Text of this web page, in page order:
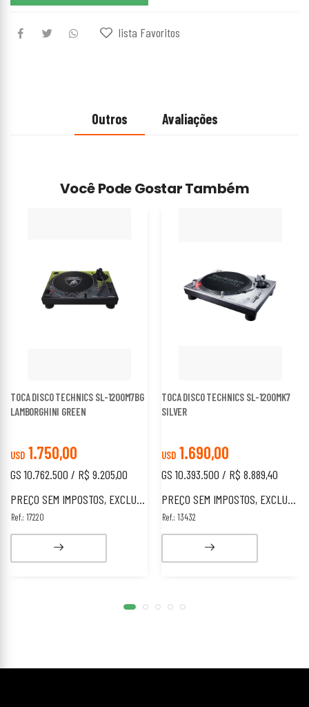
lista Favoritos
Outros Avaliações
Você Pode Gostar Também
TOCA DISCO TECHNICS SL-1200M7BG
LAMBORGHINI GREEN
USD 1.750,00
GS 10.762.500 / R$ 9.205,00
PREÇO SEM IMPOSTOS, EXCLUSIVO PARA ESTRANGEIROS.
Ref.: 17220
TOCA DISCO TECHNICS SL-1200MK7
SILVER
USD 1.690,00
GS 10.393.500 / R$ 8.889,40
PREÇO SEM IMPOSTOS, EXCLUSIVO PARA ESTRANGEIROS.
Ref.: 13432